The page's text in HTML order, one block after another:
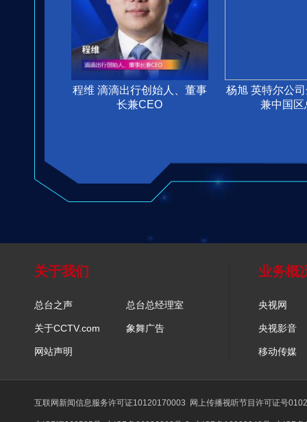
程维 滴滴出行创始人、董事
长兼CEO
杨旭 英特尔公
兼中国区
关于我们
总台之声 总台总经理室
关于CCTV.com 象舞广告
网站声明
业务概
央视网
央视影音
移动传媒
互联网新闻信息服务许可证10120170003 网上传播视听节目许可证号